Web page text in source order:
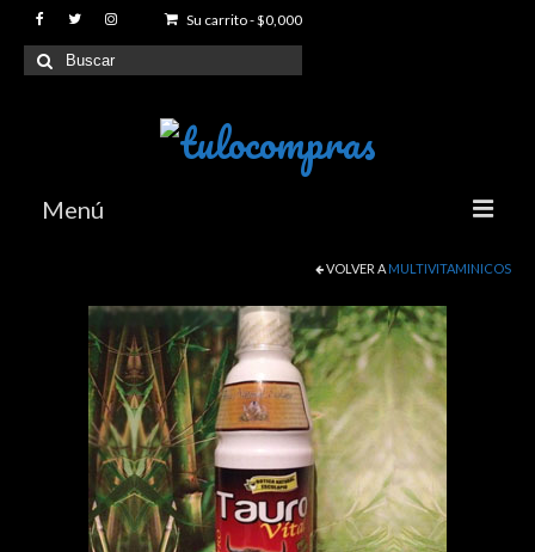
Su carrito-$0,000
Buscar
por:
Menú
Productos
Articulaciones y Movilidad
Reductores de peso
Sexuales y Eroticos
Proteinas y Suplementos para Gimnasio
VOLVER A MULTIVITAMINICOS